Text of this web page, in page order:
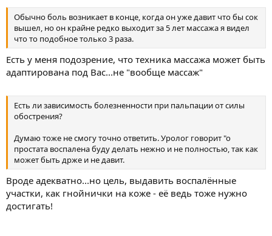
Обычно боль возникает в конце, когда он уже давит что бы сок
вышел, но он крайне редко выходит за 5 лет массажа я видел
что то подобное только 3 раза.
Есть у меня подозрение, что техника массажа может быть
адаптирована под Вас...не "вообще массаж"
Есть ли зависимость болезненности при пальпации от силы
обострения?
Думаю тоже не смогу точно ответить. Уролог говорит "о
простата воспалена буду делать нежно и не полностью, так как
может быть држе и не давит.
Вроде адекватно...но цель, выдавить воспалённые
участки, как гнойнички на коже - её ведь тоже нужно
достигать!